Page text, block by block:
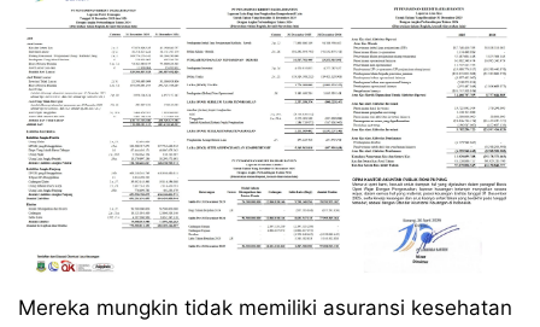
Mereka mungkin tidak memiliki asuransi kesehatan